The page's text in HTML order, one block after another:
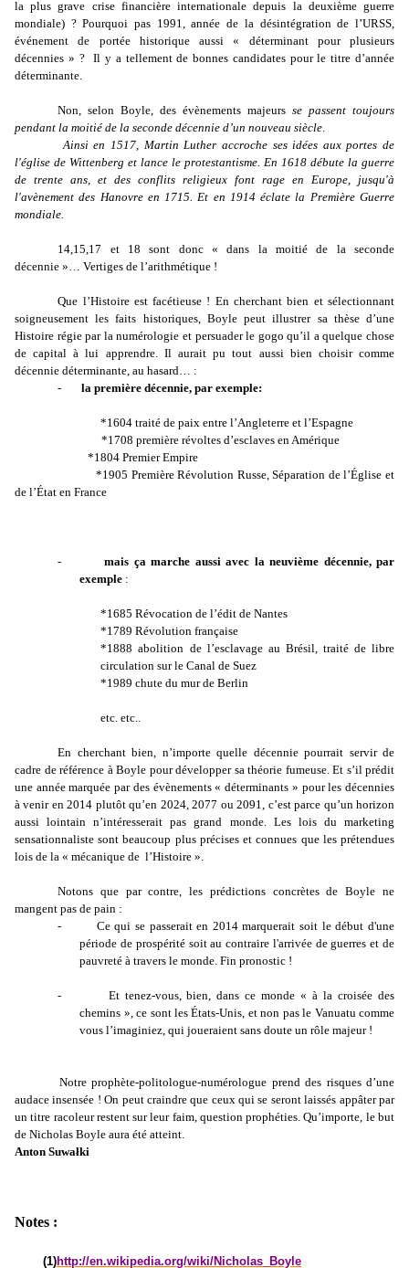
la plus grave crise financière internationale depuis la deuxième guerre
mondiale) ? Pourquoi pas 1991, année de la désintégration de l’URSS,
événement de portée historique aussi « déterminant pour plusieurs
décennies » ?
Il y a tellement de bonnes candidates pour le titre d’année
déterminante.
Non, selon Boyle, des évènements majeursse passent toujours
pendant la moitié de la seconde décennie d’un nouveau siècle.
Ainsi en 1517, Martin Luther accroche ses idées aux portes de
l'église de Wittenberg et lance le protestantisme. En 1618 débute la guerre
de trente ans, et des conflits religieux font rage en Europe, jusqu'à
l'avènement des Hanovre en 1715. Et en 1914 éclate la Première Guerre
mondiale.
14,15,17 et 18 sont donc « dans la moitié de la seconde
décennie »… Vertiges de l’arithmétique !
Que l’Histoire est facétieuse ! En cherchant bien et sélectionnant
soigneusement les faits historiques, Boyle peut illustrer sa thèse d’une
Histoire régie par la numérologie et persuader le gogo qu’il a quelque chose
de capital à lui apprendre. Il aurait pu tout aussi bien choisir comme
décennie déterminante, au hasard… :
-
la première décennie, par exemple:
*1604 traité de paix entre l’Angleterre et l’Espagne
*1708 première révoltes d’esclaves en Amérique
*1804 Premier Empire
*1905 Première Révolution Russe, Séparation de l’Église et
de l’État en France
-
mais ça marche aussi avec la neuvième décennie, par
exemple :
*1685 Révocation de l’édit de Nantes
*1789 Révolution française
*1888 abolition de l’esclavage au Brésil, traité de libre
circulation sur le Canal de Suez
*1989 chute du mur de Berlin
etc. etc..
En cherchant bien, n’importe quelle décennie pourrait servir de
cadre de référence à Boyle pour développer sa théorie fumeuse. Et s’il prédit
une année marquée par des évènements « déterminants » pour les décennies
à venir en 2014 plutôt qu’en 2024, 2077 ou 2091, c’est parce qu’un horizon
aussi lointain n’intéresserait pas grand monde. Les lois du marketing
sensationnaliste sont beaucoup plus précises et connues que les prétendues
lois de la « mécanique de l’Histoire ».
Notons que par contre, les prédictions concrètes de Boyle ne
mangent pas de pain :
-
Ce qui se passerait en 2014 marquerait soit le début d'une
période de prospérité soit au contraire l'arrivée de guerres et de
pauvreté à travers le monde. Fin pronostic !
-
Et tenez-vous, bien, dans ce monde « à la croisée des
chemins », ce sont les États-Unis, et non pas le Vanuatu comme
vous l’imaginiez, qui joueraient sans doute un rôle majeur !
Notre prophète-politologue-numérologue prend des risques d’une
audace insensée ! On peut craindre que ceux qui se seront laissés appâter par
un titre racoleur restent sur leur faim, question prophéties. Qu’importe, le but
de Nicholas Boyle aura été atteint.
Anton Suwałki
Notes :
(1)http://en.wikipedia.org/wiki/Nicholas_Boyle